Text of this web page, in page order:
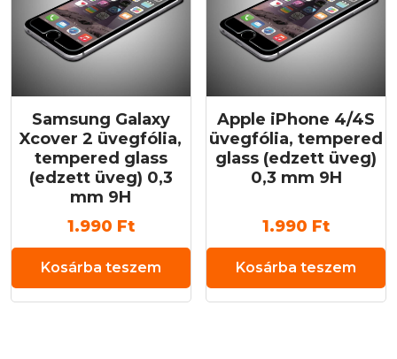
Samsung Galaxy
Xcover 2 üvegfólia,
tempered glass
(edzett üveg) 0,3
mm 9H
1.990 Ft
Kosárba teszem
Apple iPhone 4/4S
üvegfólia, tempered
glass (edzett üveg)
0,3 mm 9H
1.990 Ft
Kosárba teszem